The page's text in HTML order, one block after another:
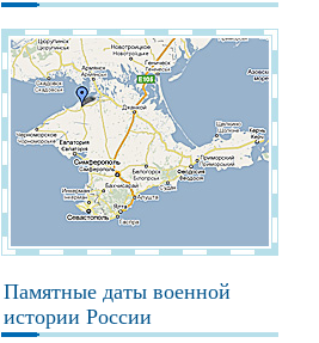
Памятные даты военной
истории России